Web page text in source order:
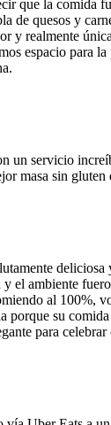
que la comida
de quesos y
y realmente
espacio para
un servicio
masa sin gluten
deliciosa
el ambiente
al 100%,
porque su
para